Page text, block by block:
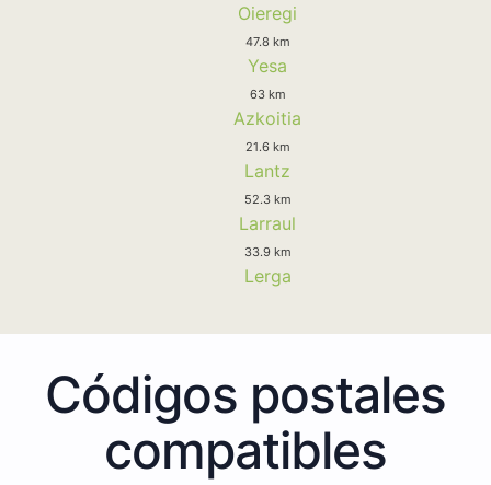
Oieregi
47.8 km
Yesa
63 km
Azkoitia
21.6 km
Lantz
52.3 km
Larraul
33.9 km
Lerga
Códigos postales
compatibles